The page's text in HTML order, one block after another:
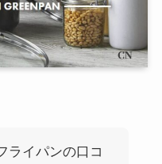
ライパンの口コ